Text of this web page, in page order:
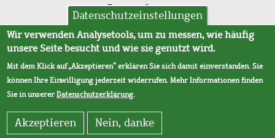
Datenschutz
AVB
Datenschutzeinstellungen
Wir verwenden Analysetools, um zu messen, wie häufig
unsere Seite besucht und wie sie genutzt wird.
Mit dem Klick auf „Akzeptieren“ erklären Sie sich damit einverstanden. Sie
können Ihre Einwilligung jederzeit widerrufen. Mehr Informationen finden
Sie in unsererDatenschutzerklärung.
Akzeptieren Nein, danke